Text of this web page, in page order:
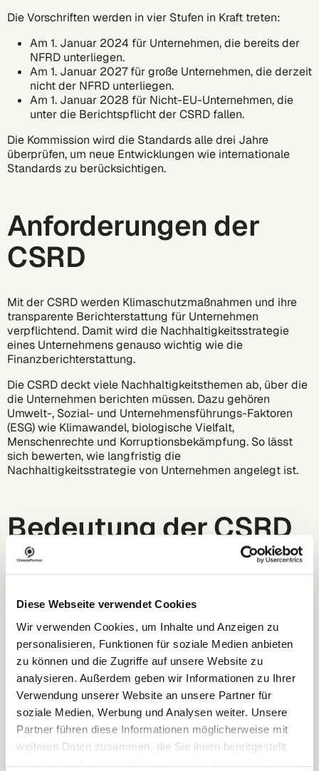
Diese Webseite verwendet Cookies
Wir verwenden Cookies, um Inhalte und Anzeigen zu
personalisieren, Funktionen für soziale Medien anbieten
zu können und die Zugriffe auf unsere Website zu
analysieren. Außerdem geben wir Informationen zu Ihrer
Verwendung unserer Website an unsere Partner für
soziale Medien, Werbung und Analysen weiter. Unsere
Partner führen diese Informationen möglicherweise mit
weiteren Daten zusammen, die Sie ihnen bereitgestellt
Die Vorschriften werden in vier Stufen in Kraft treten:
Am 1. Januar 2024 für Unternehmen, die bereits der
NFRD unterliegen.
Am 1. Januar 2027 für große Unternehmen, die derzeit
nicht der NFRD unterliegen.
Am 1. Januar 2028 für Nicht-EU-Unternehmen, die
unter die Berichtspflicht der CSRD fallen.
Die Kommission wird die Standards alle drei Jahre
überprüfen, um neue Entwicklungen wie internationale
Standards zu berücksichtigen.
Anforderungen der
CSRD
Mit der CSRD werden Klimaschutzmaßnahmen und ihre
transparente Berichterstattung für Unternehmen
verpflichtend. Damit wird die Nachhaltigkeitsstrategie
eines Unternehmens genauso wichtig wie die
Finanzberichterstattung.
Die CSRD deckt viele Nachhaltigkeitsthemen ab, über die
die Unternehmen berichten müssen. Dazu gehören
Umwelt-, Sozial- und Unternehmensführungs-Faktoren
(ESG)wie Klimawandel, biologische Vielfalt,
Menschenrechte und Korruptionsbekämpfung. So lässt
sich bewerten, wie langfristig die
Nachhaltigkeitsstrategie von Unternehmen angelegt ist.
Bedeutung der CSRD
Die neue Richtlinie wird den Klimaschutz voranbringen
Unternehmen fördern. Zusätzlich bietet sie Unternehmen
eine von mehreren Gesetzesinitiativen sorgt die CSRD
sowohl für mehr Klarheit als auch für mehr Anerkennung
des Klimaschutzengagements von Unternehmen.
ClimatePartner unterstützt Sie bei IhrerCSRD- und ESRS
E1-Berichterstattung.